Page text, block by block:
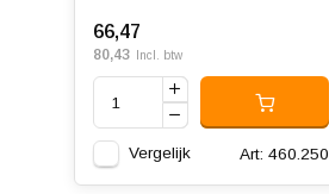
66,47
80,43 Incl. btw
Vergelijk Art: 460.250